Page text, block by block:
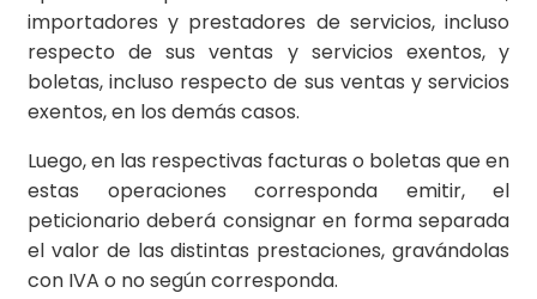
importadores y prestadores de servicios, incluso
respecto de sus ventas y servicios exentos, y
boletas, incluso respecto de sus ventas y servicios
exentos, en los demás casos.
Luego, en las respectivas facturas o boletas que en
estas operaciones corresponda emitir, el
peticionario deberá consignar en forma separada
el valor de las distintas prestaciones, gravándolas
con IVA o no según corresponda.